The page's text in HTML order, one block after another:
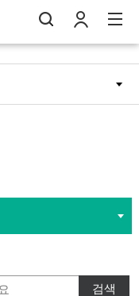
검색